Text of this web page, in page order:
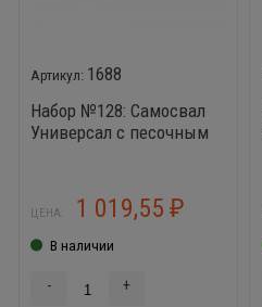
1688
Набор №128: Самосвал
Универсал с песочным
ЦЕНА: 1 019,55 ₽
В наличии
- +